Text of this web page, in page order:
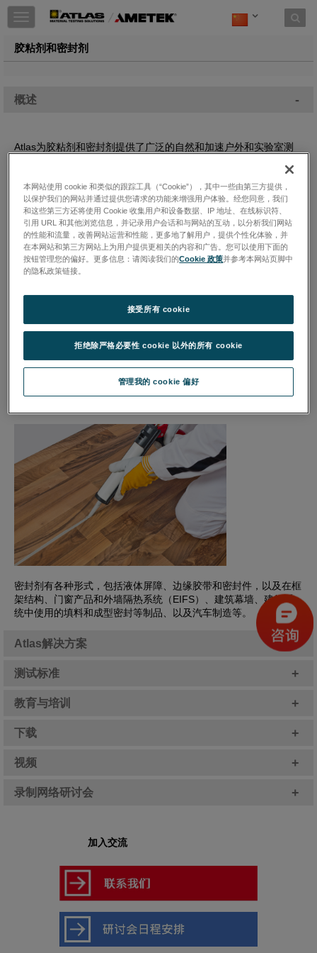
Toggle
navigation
胶粘剂和密封剂
概述 -
Atlas为胶粘剂和密封剂提供了广泛的自然和加速户外和实验室测
胶粘剂和和密封剂包括各种各样的产品和应用。胶粘剂可包括各种
化学物质（丙烯酸、环氧树脂、脲类等）的压力敏感（PSA）或固
化产品（热固性、UV/EB;湿气或化学固化），可以是1（1 K）或
2（2 K）种组件品种。形式包括长久和可移动/可拆卸的产品中胶
水、胶带、薄膜、填料，跨越汽车、建筑和施工材料、标志和标
签、纺织品、包装等各行业。
密封剂有各种形式，包括液体屏障、边缘胶带和密封件，以及在框
架结构、门窗产品和外墙隔热系统（EIFS）、建筑幕墙、建筑系
统中使用的填料和成型密封等制品、以及汽车制造等。
Atlas解决方案 +
测试标准 +
教育与培训 +
下载 +
视频 +
录制网络研讨会 +
加入交流
本网站使用 cookie 和类似的跟踪工具（“Cookie”），其中一些由第三方提供，
以保护我们的网站并通过提供您请求的功能来增强用户体验。经您同意，我们
和这些第三方还将使用 Cookie 收集用户和设备数据、IP 地址、在线标识符、
引用 URL 和其他浏览信息，并记录用户会话和与网站的互动，以分析我们网站
的性能和流量，改善网站运营和性能，更多地了解用户，提供个性化体验，并
在本网站和第三方网站上为用户提供更相关的内容和广告。您可以使用下面的
按钮管理您的偏好。更多信息：请阅读我们的Cookie 政策并参考本网站页脚中
的隐私政策链接。
管理我的 cookie 偏好
拒绝除严格必要性 cookie 以外的所有 cookie
接受所有 cookie